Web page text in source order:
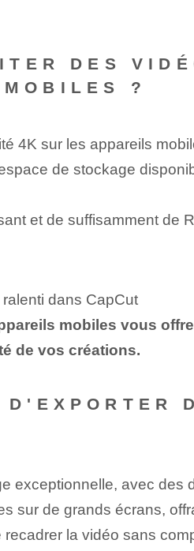
DES
?
4K sur les appareils
de stockage
et de suffisamment de
dans CapCut
mobiles vous
de vos créations.
exceptionnelle, avec des
sur de grands écrans,
la vidéo sans